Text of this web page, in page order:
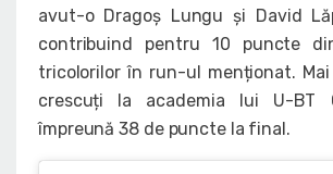
avut-o Dragoș Lungu și David
contribuind pentru 10 puncte
tricolorilor în run-ul menționat.
crescuți la academia lui U-BT
împreună 38 de puncte la final.